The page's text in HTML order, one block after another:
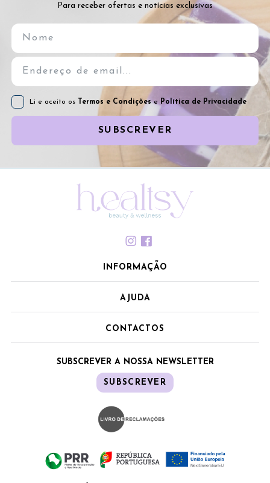
Para receber ofertas e notícias exclusivas
Li e aceito os Termos e Condiçõese Política de Privacidade
SUBSCREVER
INFORMAÇÃO
AJUDA
CONTACTOS
SUBSCREVER A NOSSA NEWSLETTER
SUBSCREVER